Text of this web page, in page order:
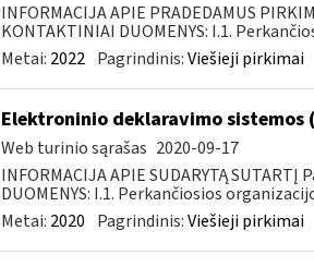
INFORMACIJA APIE PRADEDAMUS
KONTAKTINIAI DUOMENYS: I.1.
Metai: 2022 Pagrindinis:Viešieji pirkimai
Elektroninio deklaravimo sistemos
Web turinio sąrašas 2020-09-17
INFORMACIJA APIE SUDARYTĄ
DUOMENYS: I.1. Perkančiosios
Metai: 2020 Pagrindinis:Viešieji pirkimai